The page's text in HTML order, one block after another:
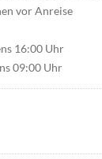
vor Anreise
16:00 Uhr
09:00 Uhr